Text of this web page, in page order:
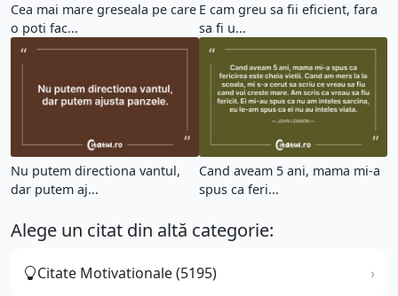
Cea mai mare greseala pe care
o poti fac...
E cam greu sa fii eficient, fara
sa fi u...
Nu putem directiona vantul,
dar putem aj...
Cand aveam 5 ani, mama mi-a
spus ca feri...
Alege un citat din altă categorie:
Citate Motivationale (5195)